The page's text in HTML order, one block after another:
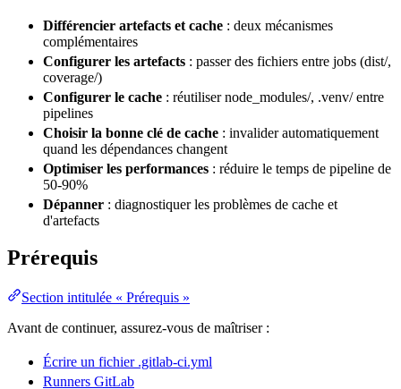
Différencier artefacts et cache : deux mécanismes
complémentaires
Configurer les artefacts : passer des fichiers entre jobs (dist/,
coverage/)
Configurer le cache : réutilisernode _modules/, .venv/ entre
pipelines
Choisir la bonne clé de cache : invalider automatiquement
quand les dépendances changent
Optimiser les performances : réduire le temps de pipeline de
50-90%
Dépanner : diagnostiquer les problèmes de cache et
d'artefacts
Prérequis
Section intitulée « Prérequis »
Avant de continuer, assurez-vous de maîtriser :
Écrire un fichier .gitlab-ci.yml
Runners GitLab